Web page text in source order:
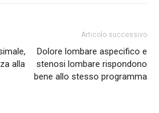
alla
Articolo successivo
Dolore lombare aspecifico e
stenosi lombare rispondono
bene allo stesso programma